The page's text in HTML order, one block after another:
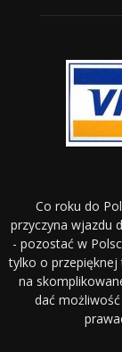
Co roku do
przyczyna wjazdu
- pozostać w
tylko o przepięknej
na
dać